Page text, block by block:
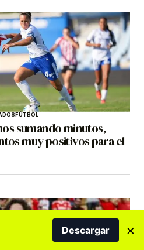
FÚTBOL
sumando minutos,
muy positivos para el
Descargar ×